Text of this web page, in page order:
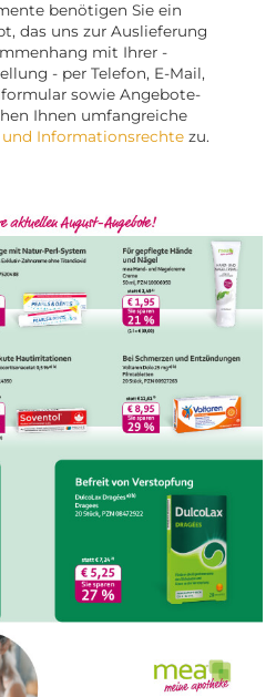
benötigen Sie ein
das uns zur Auslieferung
mit Ihrer -
- per Telefon, E-Mail,
sowie Angebote-
Ihnen umfangreiche
und Informationsrechte zu.